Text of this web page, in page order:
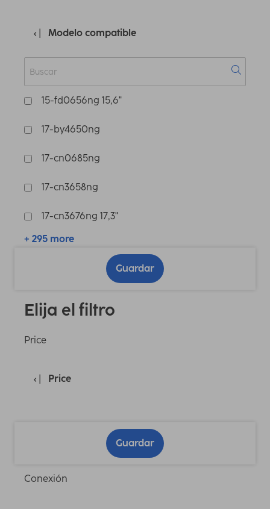
Modelo compatible
15-fd0656ng 15,6"
17-by4650ng
17-cn0685ng
17-cn3658ng
17-cn3676ng 17,3"
+ 295 more
Guardar
Elija el filtro
Price
Price
Guardar
Conexión